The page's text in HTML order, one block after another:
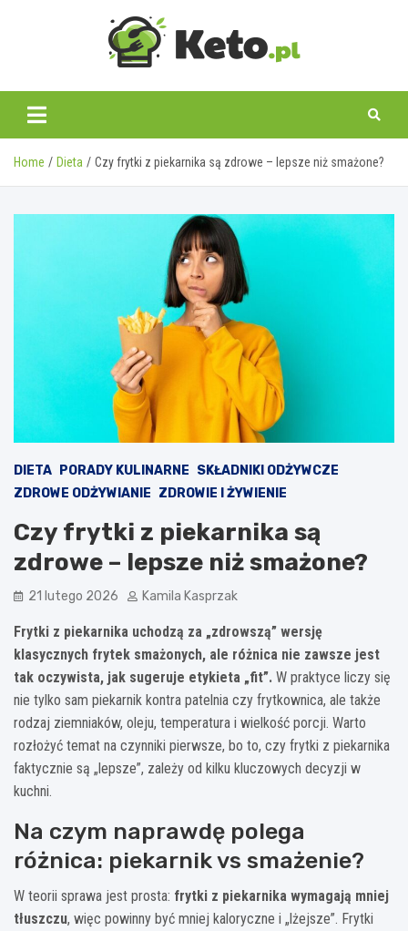
keto.pl
Home Dieta Czy frytki z piekarnika są zdrowe – lepsze niż smażone?
DIETA PORADY KULINARNE SKŁADNIKI ODŻYWCZE
ZDROWE ODŻYWIANIE ZDROWIE I ŻYWIENIE
Czy frytki z piekarnika są
zdrowe – lepsze niż smażone?
21 lutego 2026 Kamila Kasprzak
Frytki z piekarnika uchodzą za „zdrowszą” wersję
klasycznych frytek smażonych, ale różnica nie zawsze jest
tak oczywista, jak sugeruje etykieta „fit”. W praktyce liczy się
nie tylko sam piekarnik kontra patelnia czy frytkownica, ale także
rodzaj ziemniaków, oleju, temperatura i wielkość porcji. Warto
rozłożyć temat na czynniki pierwsze, bo to, czy frytki z piekarnika
faktycznie są „lepsze”, zależy od kilku kluczowych decyzji w
kuchni.
Na czym naprawdę polega
różnica: piekarnik vs smażenie?
W teorii sprawa jest prosta: frytki z piekarnika wymagają mniej
tłuszczu, więc powinny być mniej kaloryczne i „lżejsze”. Frytki